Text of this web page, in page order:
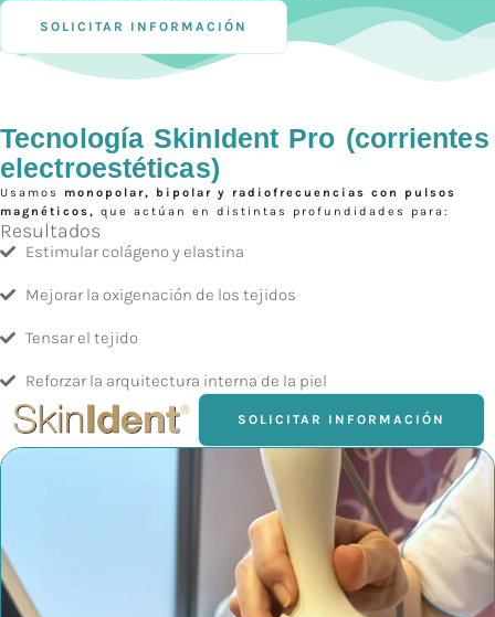
SOLICITAR INFORMACIÓN
Tecnología SkinIdent Pro (corrientes
electroestéticas)
Usamos monopolar, bipolar y radiofrecuencias con pulsos
magnéticos, que actúan en distintas profundidades para:
Resultados
Estimular colágeno y elastina
Mejorar la oxigenación de los tejidos
Tensar el tejido
Reforzar la arquitectura interna de la piel
SOLICITAR INFORMACIÓN